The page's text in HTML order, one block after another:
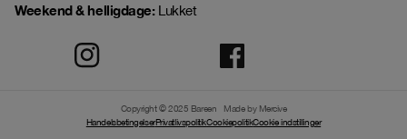
Weekend & helligdage:Lukket
Copyright © 2025 Bareen
Made by Mercive
HandelsbetingelserPrivatlivspolitikCookiepolitikCookie indstillinger